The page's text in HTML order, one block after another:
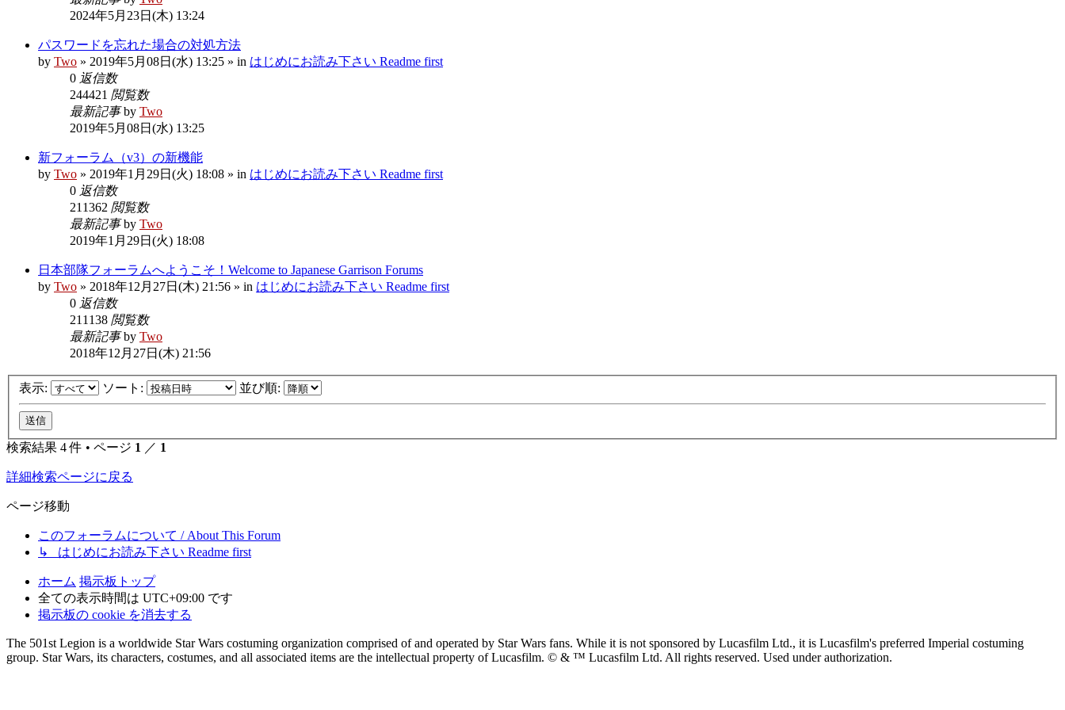
2024年5月23日(木) 13:24
パスワードを忘れた場合の対処方法
by Two » 2019年5月08日(水) 13:25 » in はじめにお読み下さい Readme first
0 返信数
244421 閲覧数
最新記事by Two
2019年5月08日(水) 13:25
新フォーラム（v3）の新機能
by Two » 2019年1月29日(火) 18:08 » in はじめにお読み下さい Readme first
0 返信数
211362 閲覧数
最新記事by Two
2019年1月29日(火) 18:08
日本部隊フォーラムへようこそ！Welcome to Japanese Garrison Forums
by Two » 2018年12月27日(木) 21:56 » in はじめにお読み下さい Readme first
0 返信数
211138 閲覧数
最新記事by Two
2018年12月27日(木) 21:56
表示: ソート: 並び順:
検索結果 4 件 • ページ 1 ／ 1
詳細検索ページに戻る
ページ移動
このフォーラムについて / About This Forum
↳ はじめにお読み下さい Readme first
ホーム 掲示板トップ
全ての表示時間は UTC+09:00 です
掲示板の cookie を消去する
The 501st Legion is a worldwide Star Wars costuming organization comprised of and operated by Star Wars fans. While it is not sponsored by Lucasfilm Ltd., it is Lucasfilm's preferred Imperial costuming
group. Star Wars, its characters, costumes, and all associated items are the intellectual property of Lucasfilm. © & ™ Lucasfilm Ltd. All rights reserved. Used under authorization.